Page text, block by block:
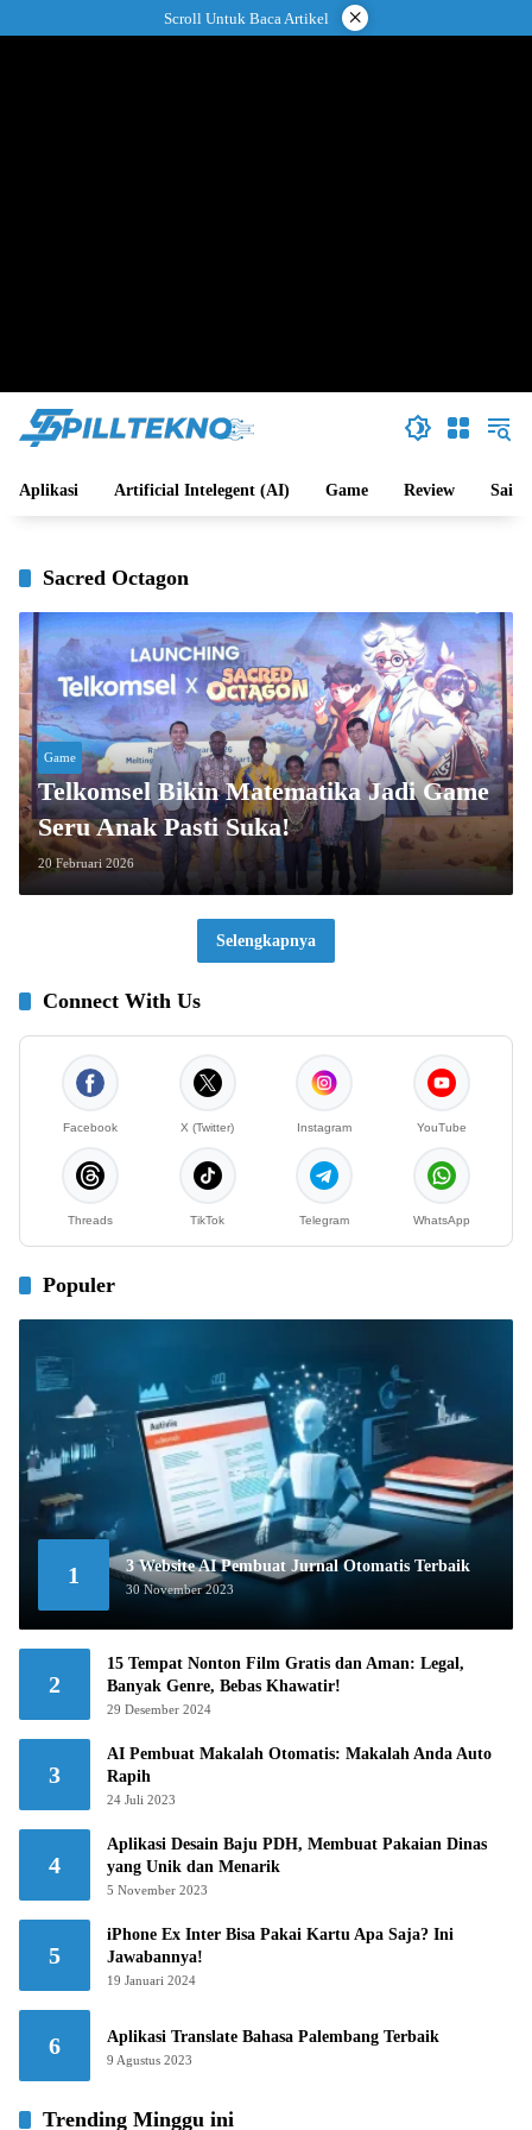
ke
Scroll Untuk Baca Artikel ×
Aplikasi Artificial Intelegent (AI) Game Review Sains
Sacred Octagon
Game
Telkomsel Bikin Matematika Jadi Game
Seru Anak Pasti Suka!
20 Februari 2026
Selengkapnya
Connect With Us
Facebook X (Twitter) Instagram YouTube
Threads TikTok Telegram WhatsApp
Populer
1 3 Website AI Pembuat Jurnal Otomatis Terbaik
30 November 2023
2
15 Tempat Nonton Film Gratis dan Aman: Legal,
Banyak Genre, Bebas Khawatir!
29 Desember 2024
3
AI Pembuat Makalah Otomatis: Makalah Anda Auto
Rapih
24 Juli 2023
4
Aplikasi Desain Baju PDH, Membuat Pakaian Dinas
yang Unik dan Menarik
5 November 2023
5
iPhone Ex Inter Bisa Pakai Kartu Apa Saja? Ini
Jawabannya!
19 Januari 2024
6 Aplikasi Translate Bahasa Palembang Terbaik
9 Agustus 2023
Trending Minggu ini